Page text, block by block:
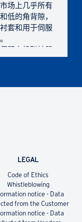
场上几乎所有
低的角背隙，
套和用于伺服
服电机联轴器
LEGAL
Code of Ethics
Whistleblowing
notice - Data
from the Customer
notice - Data